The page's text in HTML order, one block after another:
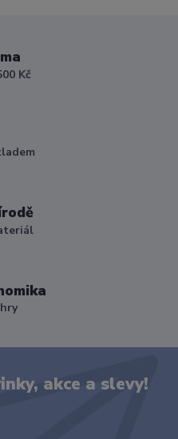
Kč
akce a slevy!